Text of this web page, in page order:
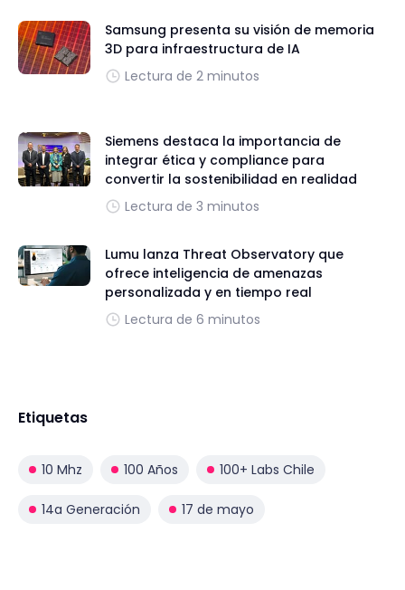
Samsung presenta su visión de memoria
3D para infraestructura de IA
Lectura de 2 minutos
Siemens destaca la importancia de
integrar ética y compliance para
convertir la sostenibilidad en realidad
Lectura de 3 minutos
Lumu lanza Threat Observatory que
ofrece inteligencia de amenazas
personalizada y en tiempo real
Lectura de 6 minutos
Etiquetas
10 Mhz 100 Años 100+ Labs Chile
14a Generación 17 de mayo